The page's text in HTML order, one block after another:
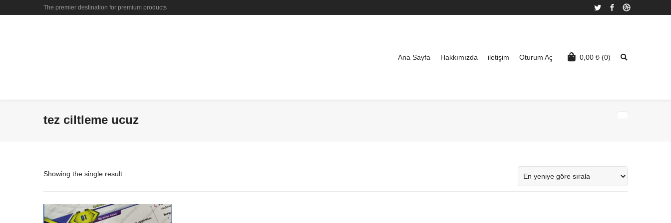
The premier destination for premium products Twitter Facebook
0,00 ₺ (0)
Ana Sayfa Hakkımızda iletişim Oturum Aç
tez ciltleme ucuz
Showing the single result